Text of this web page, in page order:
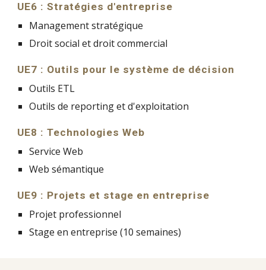
UE6 : Stratégies d'entreprise
Management stratégique
Droit social et droit commercial
UE7 : Outils pour le système de décision
Outils ETL
Outils de reporting et d'exploitation
UE8 : Technologies Web
Service Web
Web sémantique
UE9 : Projets et stage en entreprise
Projet professionnel
Stage en entreprise (10 semaines)